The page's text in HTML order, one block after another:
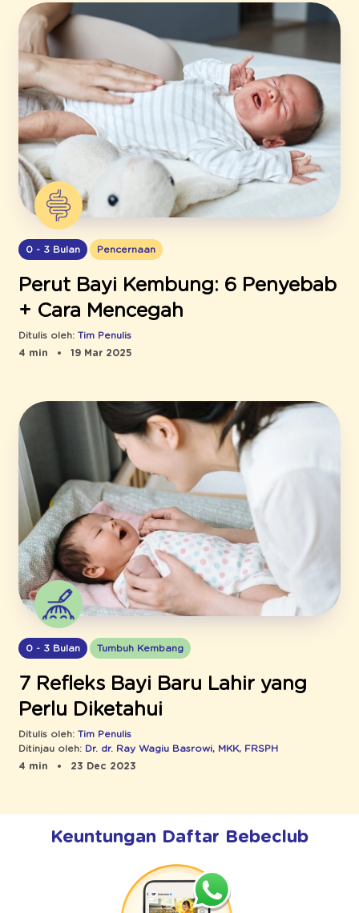
0 - 3 Bulan Pencernaan
Perut Bayi Kembung: 6 Penyebab
+ Cara Mencegah
Ditulis oleh: Tim Penulis
4 min
19 Mar 2025
0 - 3 Bulan Tumbuh Kembang
7 Refleks Bayi Baru Lahir yang
Perlu Diketahui
Ditulis oleh: Tim Penulis
Ditinjau oleh: Dr. dr. Ray Wagiu Basrowi, MKK, FRSPH
4 min
23 Dec 2023
Keuntungan Daftar Bebeclub